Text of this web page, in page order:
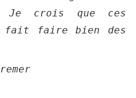
Je crois que ces
fait faire bien des